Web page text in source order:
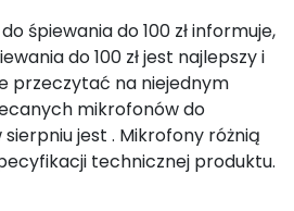
śpiewania do 100 zł informuje,
do 100 zł jest najlepszy i
przeczytać na niejednym
mikrofonów do
sierpniu jest . Mikrofony różnią
technicznej produktu.